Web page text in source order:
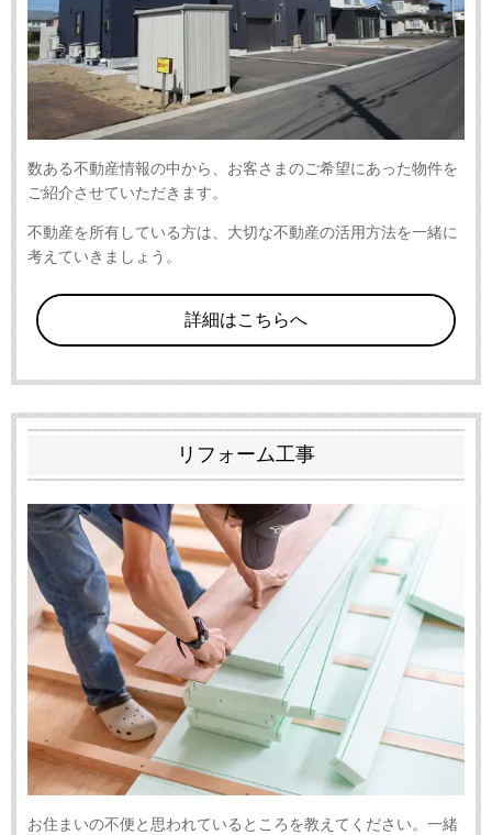
数ある不動産情報の中から、お客さまのご希望にあった物件を
ご紹介させていただきます。
不動産を所有している方は、大切な不動産の活用方法を一緒に
考えていきましょう。
詳細はこちらへ
リフォーム工事
お住まいの不便と思われているところを教えてください。一緒